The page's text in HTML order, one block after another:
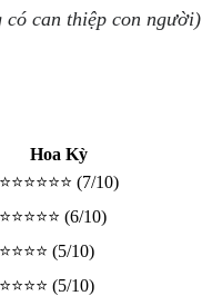
có can thiệp con người)
Hoa Kỳ
⭐⭐⭐⭐⭐⭐ (7/10)
⭐⭐⭐⭐⭐ (6/10)
⭐⭐⭐⭐ (5/10)
⭐⭐⭐⭐ (5/10)